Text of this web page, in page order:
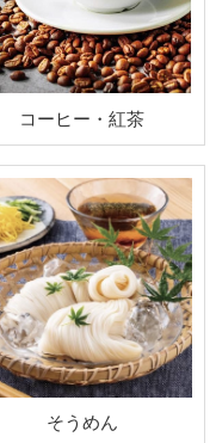
コーヒー・紅茶
そうめん